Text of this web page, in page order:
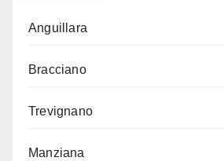
Anguillara
Bracciano
Trevignano
Manziana